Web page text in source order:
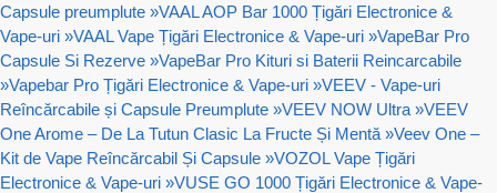
Capsule preumplute »VAAL AOP Bar 1000 Țigări Electronice &
Vape-uri »VAAL Vape Țigări Electronice & Vape-uri »VapeBar Pro
Capsule Si Rezerve »VapeBar Pro Kituri si Baterii Reincarcabile
»Vapebar Pro Țigări Electronice & Vape-uri »VEEV - Vape-uri
Reîncărcabile și Capsule Preumplute »VEEV NOW Ultra »VEEV
One Arome – De La Tutun Clasic La Fructe Și Mentă »Veev One –
Kit de Vape Reîncărcabil Și Capsule »VOZOL Vape Țigări
Electronice & Vape-uri »VUSE GO 1000 Țigări Electronice & Vape-